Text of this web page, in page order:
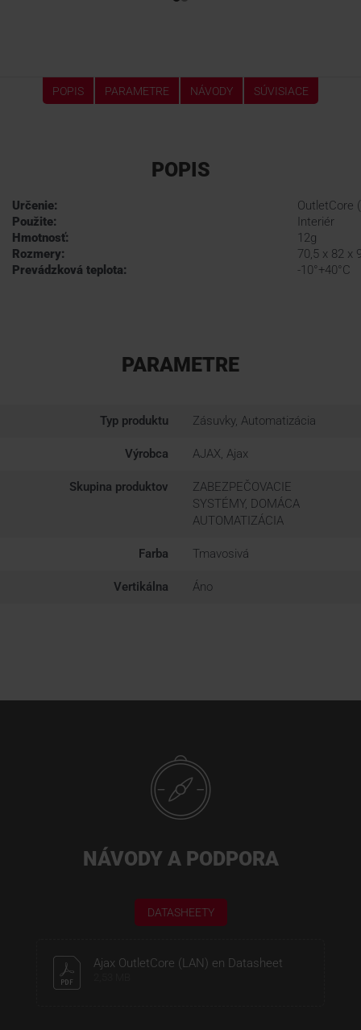
POPIS PARAMETRE NÁVODY SÚVISIACE
POPIS
Určenie:
OutletCore
Použite:
Interiér
Hmotnosť:
12g
Rozmery:
70,5 x 82 x
Prevádzková teplota:
-10°+40°C
PARAMETRE
Typ produktu Zásuvky, Automatizácia
Výrobca AJAX, Ajax
Skupina produktov
ZABEZPEČOVACIE
SYSTÉMY, DOMÁCA
AUTOMATIZÁCIA
Farba Tmavosivá
Vertikálna Áno
NÁVODY A PODPORA
DATASHEETY
Ajax OutletCore (LAN) en Datasheet